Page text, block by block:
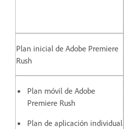
Plan inicial de Adobe Premiere
Rush
Plan móvil de Adobe
Premiere Rush
Plan de aplicación individual